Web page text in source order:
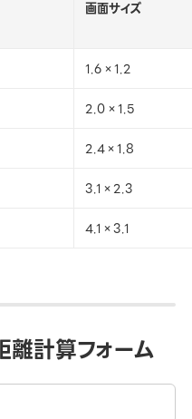
画面サイズ
1.6×1.2
2.0×1.5
2.4×1.8
3.1×2.3
4.1×3.1
計算フォーム